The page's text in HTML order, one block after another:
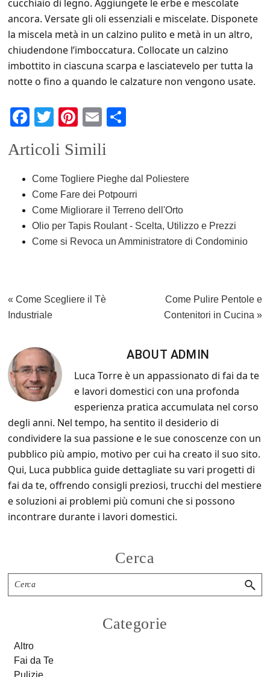
cucchiaio di legno. Aggiungete le erbe e mescolate
ancora. Versate gli oli essenziali e miscelate. Disponete
la miscela metà in un calzino pulito e metà in un altro,
chiudendone l’imboccatura. Collocate un calzino
imbottito in ciascuna scarpa e lasciatevelo per tutta la
notte o fino a quando le calzature non vengono usate.
F
c
e
b
o
o
k
T
tt
er
Pi
er
e
st
E
ail
di
vi
di
Articoli Simili
Come Togliere Pieghe dal Poliestere
Come Fare dei Potpourri
Come Migliorare il Terreno dell'Orto
Olio per Tapis Roulant - Scelta, Utilizzo e Prezzi
Come si Revoca un Amministratore di Condominio
Previous
Post:
« Come Scegliere il Tè
Industriale
Next
Post:
Come Pulire Pentole e
Contenitori in Cucina »
ABOUT ADMIN
Luca Torre è un appassionato di fai da te
e lavori domestici con una profonda
esperienza pratica accumulata nel corso
degli anni. Nel tempo, ha sentito il desiderio di
condividere la sua passione e le sue conoscenze con un
pubblico più ampio, motivo per cui ha creato il suo sito.
Qui, Luca pubblica guide dettagliate su vari progetti di
fai da te, offrendo consigli preziosi, trucchi del mestiere
e soluzioni ai problemi più comuni che si possono
incontrare durante i lavori domestici.
Sidebar
Cerca
Cerca
Categorie
Altro
Fai da Te
Pulizie